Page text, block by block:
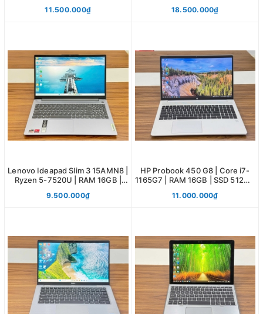
11.500.000₫ 18.500.000₫
Lenovo Ideapad Slim 3 15AMN8 |
Ryzen 5-7520U | RAM 16GB |
9.500.000₫
HP Probook 450 G8 | Core i7-
1165G7 | RAM 16GB | SSD 512GB
11.000.000₫